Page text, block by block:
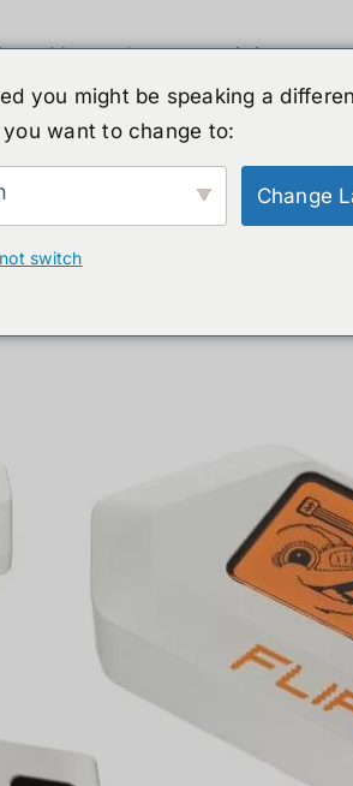
로봇 뉴스 서비스
ไร
you might be speaking a
you want to change to:
Change
switch